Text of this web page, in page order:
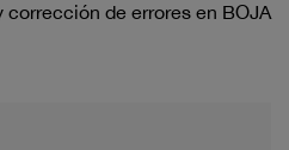
corrección de errores en BOJA